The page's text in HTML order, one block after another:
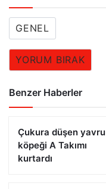
GENEL
YORUM BIRAK
Benzer Haberler
Çukura düşen yavru
köpeği A Takımı
kurtardı